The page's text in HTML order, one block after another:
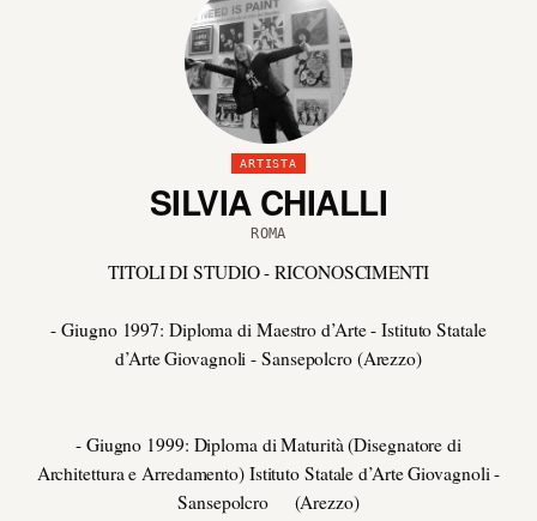
ARTISTA
SILVIA CHIALLI
ROMA
TITOLI DI STUDIO - RICONOSCIMENTI
- Giugno 1997: Diploma di Maestro d’Arte - Istituto Statale
d’Arte Giovagnoli - Sansepolcro (Arezzo)
- Giugno 1999: Diploma di Maturità (Disegnatore di
Architettura e Arredamento) Istituto Statale d’Arte Giovagnoli -
Sansepolcro (Arezzo)